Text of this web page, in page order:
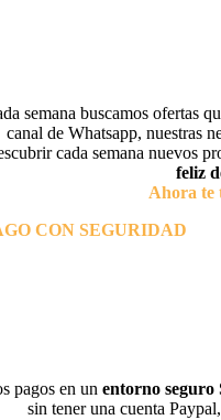
semana buscamos ofertas
canal de Whatsapp, nuestras
cada semana nuevos
feliz
Ahora te
CON SEGURIDAD
pagos en un entorno seguro
sin tener una cuenta